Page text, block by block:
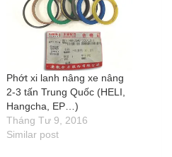
Phớt xi lanh nâng xe nâng
2-3 tấn Trung Quốc (HELI,
Hangcha, EP…)
Tháng Tư 9, 2016
Similar post